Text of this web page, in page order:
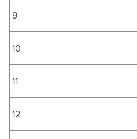
9
10
11
12